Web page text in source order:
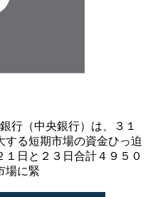
行（中央銀行）は、３１
する短期市場の資金ひっ迫
１日と２３日合計４９５０
場に緊